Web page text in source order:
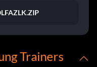
Trainers